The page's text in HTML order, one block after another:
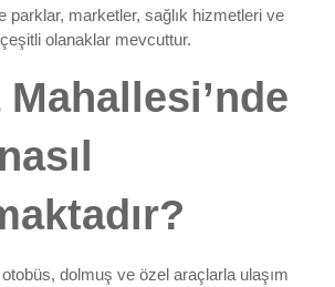
parklar, marketler, sağlık hizmetleri ve
olanaklar mevcuttur.
dolmuş ve özel araçlarla ulaşım